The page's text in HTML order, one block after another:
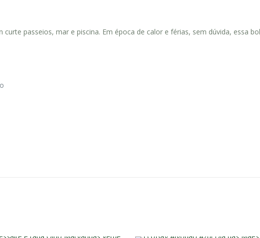
passeios, mar e piscina. Em época de calor e férias, sem dúvida, essa